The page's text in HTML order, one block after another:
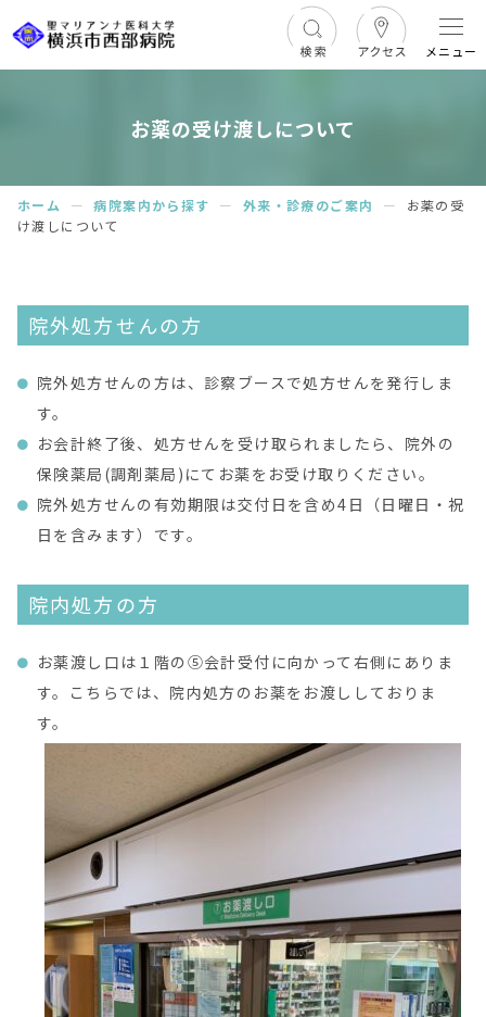
メニュー
お薬の受け渡しについて
ホーム ー 病院案内から探す ー 外来・診療のご案内 ー
お薬の受
け渡しについて
院外処方せんの方
院外処方せんの方は、診察ブースで処方せんを発行しま
す。
お会計終了後、処方せんを受け取られましたら、院外の
保険薬局(調剤薬局)にてお薬をお受け取りください。
院外処方せんの有効期限は交付日を含め4日（日曜日・祝
日を含みます）です。
院内処方の方
お薬渡し口は１階の⑤会計受付に向かって右側にありま
す。こちらでは、院内処方のお薬をお渡ししておりま
す。